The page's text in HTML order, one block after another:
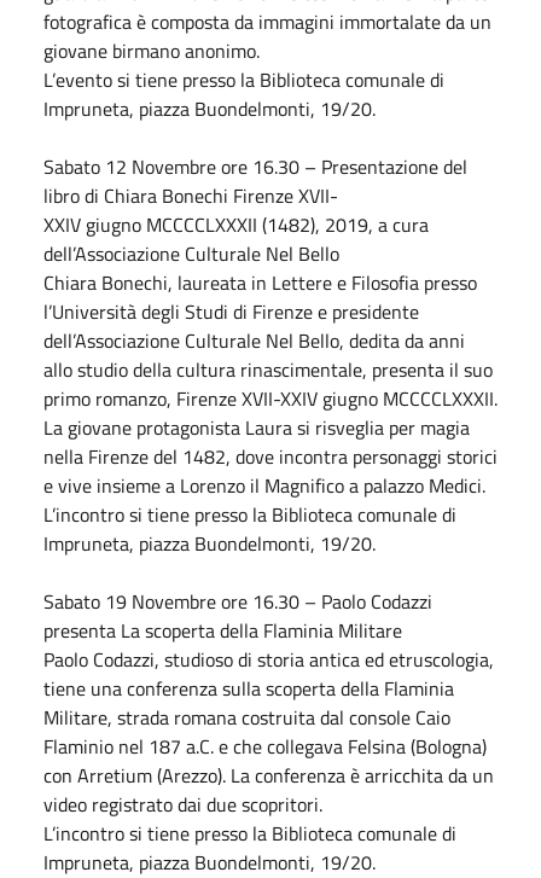
fotografica è composta da immagini immortalate da un
giovane birmano anonimo.
L’evento si tiene presso la Biblioteca comunale di
Impruneta, piazza Buondelmonti, 19/20.
Sabato 12 Novembreore 16.30 – Presentazione del
libro di Chiara Bonechi Firenze XVII-
XXIV giugno MCCCCLXXXII (1482), 2019, a cura
dell’Associazione Culturale Nel Bello
Chiara Bonechi, laureata in Lettere e Filosofia presso
l’Università degli Studi di Firenze e presidente
dell’Associazione Culturale Nel Bello, dedita da anni
allo studio della cultura rinascimentale, presenta il suo
primo romanzo, Firenze XVII-XXIV giugno MCCCCLXXXII.
La giovane protagonista Laura si risveglia per magia
nella Firenze del 1482, dove incontra personaggi storici
e vive insieme a Lorenzo il Magnifico a palazzo Medici.
L’incontro si tiene presso la Biblioteca comunale di
Impruneta, piazza Buondelmonti, 19/20.
Sabato 19 Novembreore 16.30 – Paolo Codazzi
presenta La scoperta della Flaminia Militare
Paolo Codazzi, studioso di storia antica ed etruscologia,
tiene una conferenza sulla scoperta della Flaminia
Militare, strada romana costruita dal console Caio
Flaminio nel 187 a.C. e che collegava Felsina (Bologna)
con Arretium (Arezzo). La conferenza è arricchita da un
video registrato dai due scopritori.
L’incontro si tiene presso la Biblioteca comunale di
Impruneta, piazza Buondelmonti, 19/20.